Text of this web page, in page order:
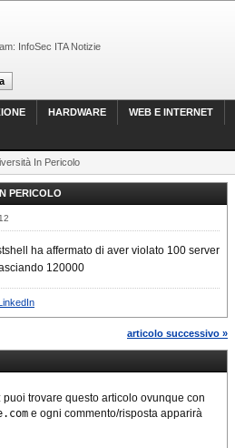
InfoSec ITA Notizie
HARDWARE WEB E INTERNET
In Pericolo
PERICOLO
ha affermato di aver violato 100 server
120000
articolo successivo »
: puoi trovare questo articolo ovunque con
e ogni commento/risposta apparirà